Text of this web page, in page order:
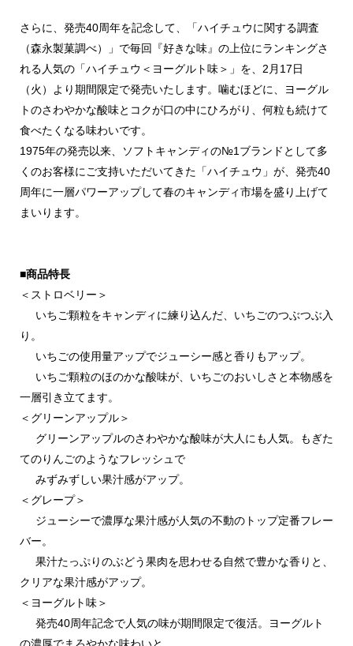
さらに、発売40周年を記念して、「ハイチュウに関する調査
（森永製菓調べ）」で毎回『好きな味』の上位にランキングさ
れる人気の「ハイチュウ＜ヨーグルト味＞」を、2月17日
（火）より期間限定で発売いたします。噛むほどに、ヨーグル
トのさわやかな酸味とコクが口の中にひろがり、何粒も続けて
食べたくなる味わいです。
1975年の発売以来、ソフトキャンディの№1ブランドとして多
くのお客様にご支持いただいてきた「ハイチュウ」が、発売40
周年に一層パワーアップして春のキャンディ市場を盛り上げて
まいります。
■商品特長
＜ストロベリー＞
いちご顆粒をキャンディに練り込んだ、いちごのつぶつぶ入
り。
いちごの使用量アップでジューシー感と香りもアップ。
いちご顆粒のほのかな酸味が、いちごのおいしさと本物感を
一層引き立てます。
＜グリーンアップル＞
グリーンアップルのさわやかな酸味が大人にも人気。もぎた
てのりんごのようなフレッシュで
みずみずしい果汁感がアップ。
＜グレープ＞
ジューシーで濃厚な果汁感が人気の不動のトップ定番フレー
バー。
果汁たっぷりのぶどう果肉を思わせる自然で豊かな香りと、
クリアな果汁感がアップ。
＜ヨーグルト味＞
発売40周年記念で人気の味が期間限定で復活。ヨーグルト